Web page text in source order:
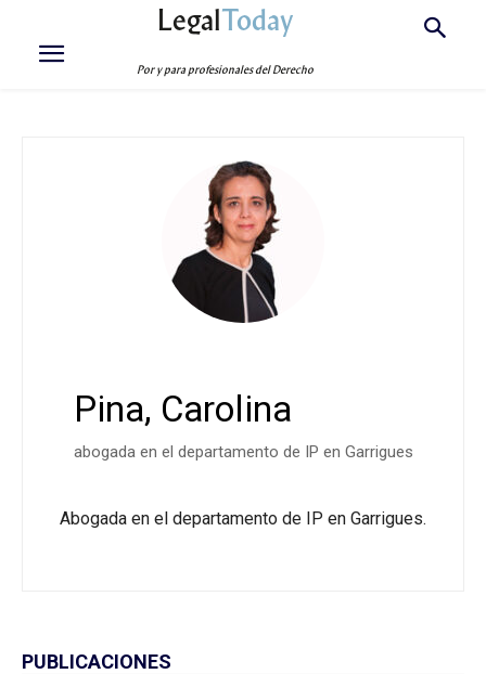
LegalToday
Por y para profesionales del Derecho
Pina, Carolina
abogada en el departamento de IP en Garrigues
Abogada en el departamento de IP en Garrigues.
PUBLICACIONES